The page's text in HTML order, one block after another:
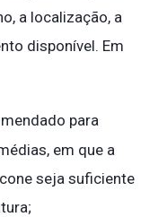
a localização, a
disponível. Em
para
em que a
seja suficiente